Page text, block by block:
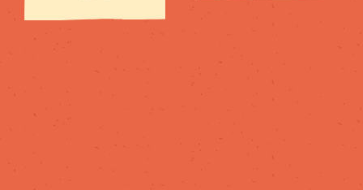
chacun trouve
recommande !